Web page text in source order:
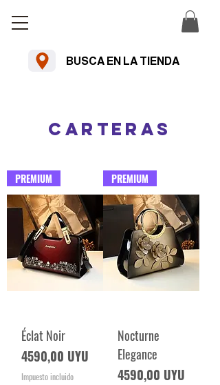
BUSCA EN LA TIENDA
CARTERAS
PREMIUM
Éclat Noir
Precio
4590,00 UYU
Impuesto incluido
PREMIUM
Nocturne
Elegance
Precio
4590,00 UYU